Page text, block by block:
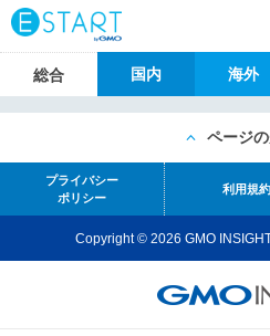
総合 国内 海外
ページ
プライバシー
ポリシー
利用規約
Copyright © 2026 GMO